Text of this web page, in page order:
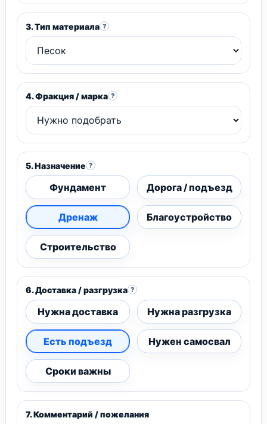
3. Тип материала ?
4. Фракция / марка ?
5. Назначение ?
Фундамент Дорога / подъезд
Дренаж Благоустройство
Строительство
6. Доставка / разгрузка ?
Нужна доставка Нужна разгрузка
Есть подъезд Нужен самосвал
Сроки важны
7. Комментарий / пожелания